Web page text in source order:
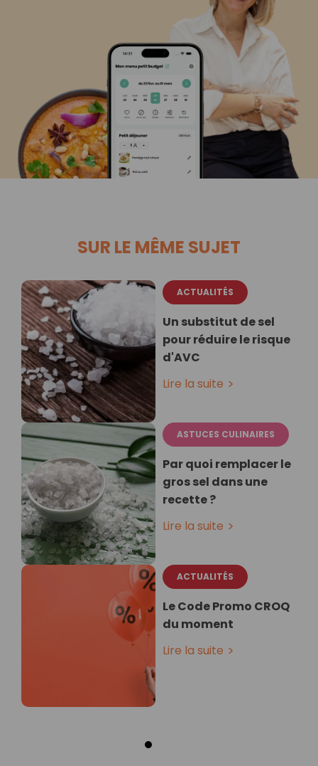
SUR LE MÊME SUJET
ACTUALITÉS
Un substitut de sel
pour réduire le risque
d'AVC
Lire la suite
ASTUCES CULINAIRES
Par quoi remplacer le
gros sel dans une
recette ?
Lire la suite
ACTUALITÉS
Le Code Promo CROQ
du moment
Lire la suite